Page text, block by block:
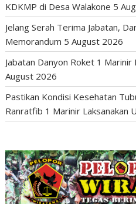
KDKMP di Desa Walakone 5
Jelang Serah Terima Jabatan,
Memorandum 5 August 2026
Jabatan Danyon Roket 1
August 2026
Pastikan Kondisi Kesehatan
Ranratfib 1 Marinir Laksanakan